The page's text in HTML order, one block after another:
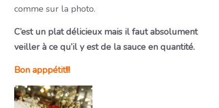
comme sur la photo.
C’est un plat délicieux mais il faut absolument
veiller à ce qu’il y est de la sauce en quantité.
Bon apppétit!!!